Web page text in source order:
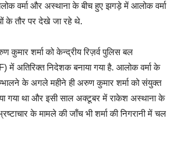
वर्मा और अस्थाना के बीच हुए झगड़े में आलोक वर्मा
के तौर पर देखे जा रहे थे.
कुमार शर्मा को केन्द्रीय रिज़र्व पुलिस बल
में अतिरिक्त निदेशक बनाया गया है. आलोक वर्मा के
के अगले महीने ही अरुण कुमार शर्मा को संयुक्त
गया था और इसी साल अक्टूबर में राकेश अस्थाना के
के मामले की जाँच भी शर्मा की निगरानी में चल